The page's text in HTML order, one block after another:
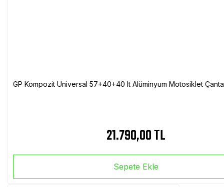
GP Kompozit Universal 57+40+40 lt Alüminyum Motosiklet
21.790,00 TL
Sepete Ekle